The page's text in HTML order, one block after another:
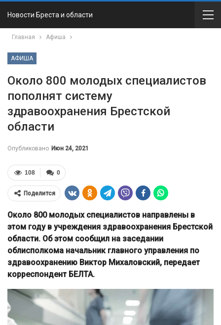
Новости Бреста и области
Главная Афиша
АФИША
Около 800 молодых специалистов
пополнят систему
здравоохранения Брестской
области
Опубликовано Июн 24, 2021
0
108
Поделится
Около 800 молодых специалистов направлены в
этом году в учреждения здравоохранения Брестской
области. Об этом сообщил на заседании
облисполкома начальник главного управления по
здравоохранению Виктор Михаловский, передает
корреспондент БЕЛТА.